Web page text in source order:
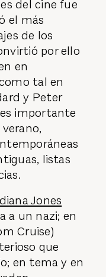
del cine fue
el más
de los
por ello
en
tal en
y Peter
importante
listas
Jones
a un nazi; en
Cruise)
que
en tema y en